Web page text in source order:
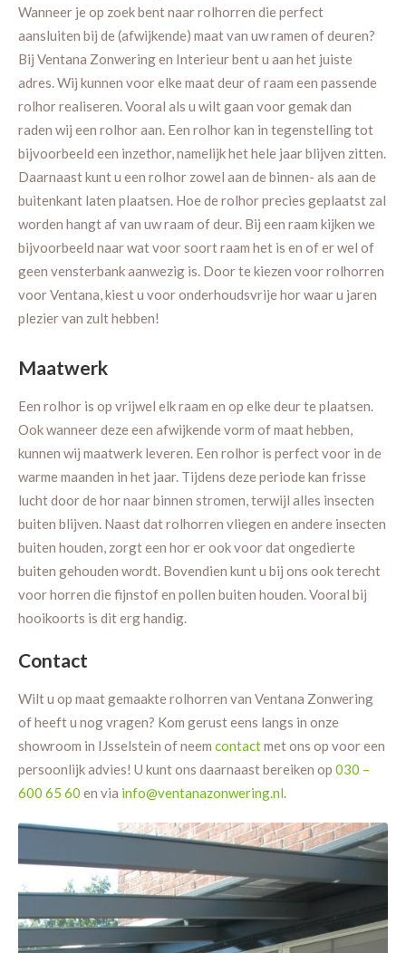
Wanneer je op zoek bent naar rolhorren die perfect
aansluiten bij de (afwijkende) maat van uw ramen of deuren?
Bij Ventana Zonwering en Interieur bent u aan het juiste
adres. Wij kunnen voor elke maat deur of raam een passende
rolhor realiseren. Vooral als u wilt gaan voor gemak dan
raden wij een rolhor aan. Een rolhor kan in tegenstelling tot
bijvoorbeeld een inzethor, namelijk het hele jaar blijven zitten.
Daarnaast kunt u een rolhor zowel aan de binnen- als aan de
buitenkant laten plaatsen. Hoe de rolhor precies geplaatst zal
worden hangt af van uw raam of deur. Bij een raam kijken we
bijvoorbeeld naar wat voor soort raam het is en of er wel of
geen vensterbank aanwezig is. Door te kiezen voor rolhorren
voor Ventana, kiest u voor onderhoudsvrije hor waar u jaren
plezier van zult hebben!
Maatwerk
Een rolhor is op vrijwel elk raam en op elke deur te plaatsen.
Ook wanneer deze een afwijkende vorm of maat hebben,
kunnen wij maatwerk leveren. Een rolhor is perfect voor in de
warme maanden in het jaar. Tijdens deze periode kan frisse
lucht door de hor naar binnen stromen, terwijl alles insecten
buiten blijven. Naast dat rolhorren vliegen en andere insecten
buiten houden, zorgt een hor er ook voor dat ongedierte
buiten gehouden wordt. Bovendien kunt u bij ons ook terecht
voor horren die fijnstof en pollen buiten houden. Vooral bij
hooikoorts is dit erg handig.
Contact
Wilt u op maat gemaakte rolhorren van Ventana Zonwering
of heeft u nog vragen? Kom gerust eens langs in onze
showroom in IJsselstein of neem contactmet ons op voor een
persoonlijk advies! U kunt ons daarnaast bereiken op 030 –
600 65 60 en via info@ventanazonwering.nl.